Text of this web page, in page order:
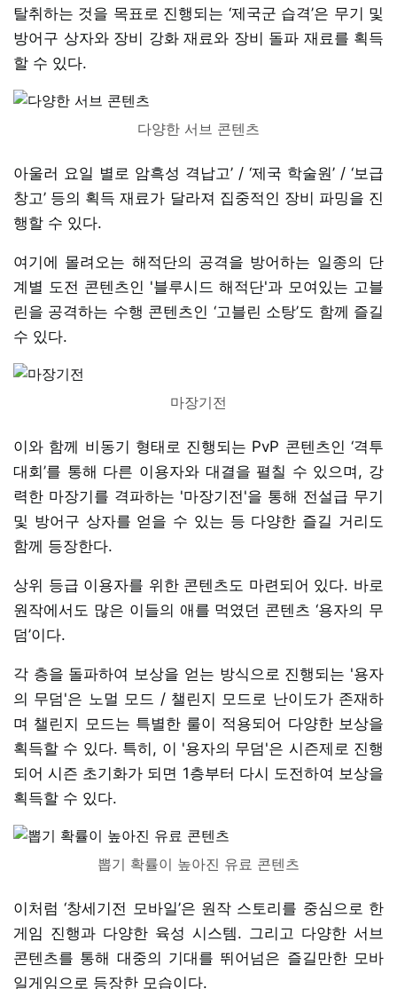
탈취하는 것을 목표로 진행되는 ‘제국군 습격’은 무기 및
방어구 상자와 장비 강화 재료와 장비 돌파 재료를 획득
할 수 있다.
다양한 서브 콘텐츠
아울러 요일 별로 암흑성 격납고’ / ‘제국 학술원’ / ‘보급
창고’ 등의 획득 재료가 달라져 집중적인 장비 파밍을 진
행할 수 있다.
여기에 몰려오는 해적단의 공격을 방어하는 일종의 단
계별 도전 콘텐츠인 '블루시드 해적단'과 모여있는 고블
린을 공격하는 수행 콘텐츠인 ‘고블린 소탕’도 함께 즐길
수 있다.
마장기전
이와 함께 비동기 형태로 진행되는 PvP 콘텐츠인 ‘격투
대회’를 통해 다른 이용자와 대결을 펼칠 수 있으며, 강
력한 마장기를 격파하는 '마장기전'을 통해 전설급 무기
및 방어구 상자를 얻을 수 있는 등 다양한 즐길 거리도
함께 등장한다.
상위 등급 이용자를 위한 콘텐츠도 마련되어 있다. 바로
원작에서도 많은 이들의 애를 먹였던 콘텐츠 ‘용자의 무
덤’이다.
각 층을 돌파하여 보상을 얻는 방식으로 진행되는 '용자
의 무덤'은 노멀 모드 / 챌린지 모드로 난이도가 존재하
며 챌린지 모드는 특별한 룰이 적용되어 다양한 보상을
획득할 수 있다. 특히, 이 '용자의 무덤'은 시즌제로 진행
되어 시즌 초기화가 되면 1층부터 다시 도전하여 보상을
획득할 수 있다.
뽑기 확률이 높아진 유료 콘텐츠
이처럼 ‘창세기전 모바일’은 원작 스토리를 중심으로 한
게임 진행과 다양한 육성 시스템. 그리고 다양한 서브
콘텐츠를 통해 대중의 기대를 뛰어넘은 즐길만한 모바
일게임으로 등장한 모습이다.